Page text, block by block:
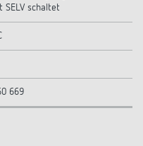
SELV schaltet
669